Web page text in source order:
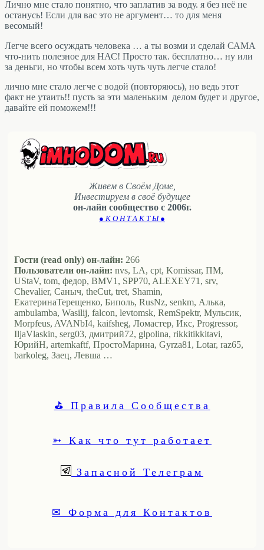
Лично мне стало понятно, что заплатив за воду. я без неё не
останусь! Если для вас это не аргумент… то для меня
весомый!
Легче всего осуждать человека … а ты возми и сделай САМА
что-нить полезное для НАС! Просто так. бесплатно… ну или
за деньги, но чтобы всем хоть чуть чуть легче стало!
лично мне стало легче с водой (повторяюсь), но ведь этот
факт не утаить!! пусть за эти маленьким делом будет и другое,
давайте ей поможем!!!
Живем в Своём Доме,
Инвестируем в своё будущее
он-лайн сообщество с 2006г.
● К О Н Т А К Т Ы ●
Гости (read only) он-лайн: 266
Пользователи он-лайн: nvs, LA, cpt, Komissar, ПМ,
UStaV, tom, федор, BMV1, SPP70, ALEXEY71, srv,
Chevalier, Саныч, theCut, tret, Shamin,
ЕкатеринаТерещенко, Биполь, RusNz, senkm, Алька,
ambulamba, Wasilij, falcon, levtomsk, RemSpektr, Мульсик,
Morpfeus, AVANbI4, kaifsheg, Ломастер, Икс, Progressor,
IljaVlaskin, serg03, дмитрий72, glpolina, rikkitikkitavi,
ЮрийН, artemkaftf, ПростоМарина, Gyrza81, Lotar, raz65,
barkoleg, Заец, Левша …
⛳ Правила Сообщества
➳ Как что тут работает
Запасной Телеграм
✉ Форма для Контактов